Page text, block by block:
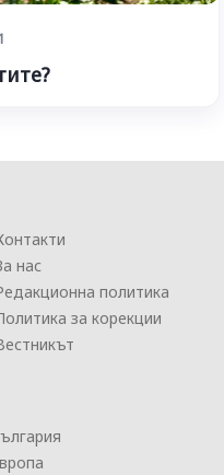
нас
политика
за корекции